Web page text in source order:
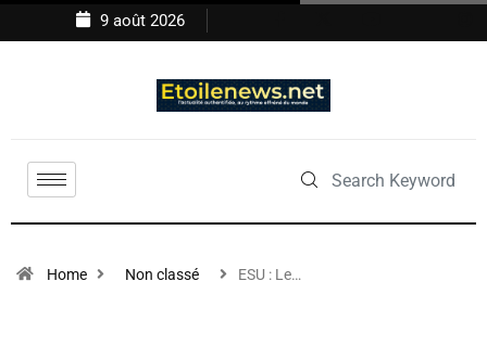
9 août 2026
Home Non classé ESU : Le…